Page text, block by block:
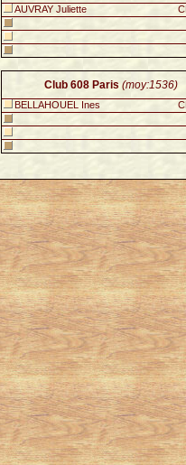
AUVRAY Juliette
Club 608 Paris (moy:1536)
BELLAHOUEL Ines